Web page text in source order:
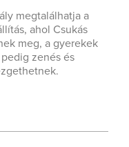
megtalálhatja a
ahol Csukás
meg, a gyerekek
zenés és